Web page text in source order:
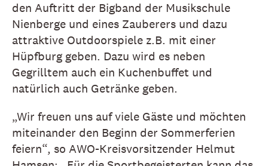
den Auftritt der Bigband der Musikschule
Nienberge und eines Zauberers und dazu
attraktive Outdoorspiele z.B. mit einer
Hüpfburg geben. Dazu wird es neben
Gegrilltem auch ein Kuchenbuffet und
natürlich auch Getränke geben.
„Wir freuen uns auf viele Gäste und möchten
miteinander den Beginn der Sommerferien
feiern“, so AWO-Kreisvorsitzender Helmut